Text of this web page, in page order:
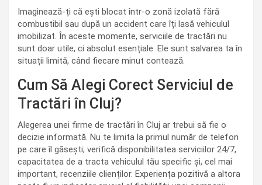
Imaginează-ți că ești blocat într-o zonă izolată fără
combustibil sau după un accident care îți lasă vehiculul
imobilizat. În aceste momente, serviciile de tractări nu
sunt doar utile, ci absolut esențiale. Ele sunt salvarea ta în
situații limită, când fiecare minut contează.
Cum Să Alegi Corect Serviciul de
Tractări în Cluj?
Alegerea unei firme de tractări în Cluj ar trebui să fie o
decizie informată. Nu te limita la primul număr de telefon
pe care îl găsești; verifică disponibilitatea serviciilor 24/7,
capacitatea de a tracta vehiculul tău specific și, cel mai
important, recenziile clienților. Experiența pozitivă a altora